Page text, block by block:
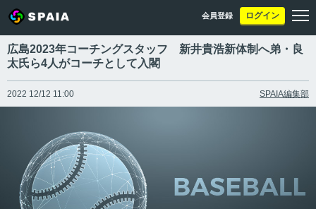
会員登録 ログイン
広島2023年コーチングスタッフ 新井貴浩新体制へ弟・良
太氏ら4人がコーチとして入閣
2022 12/12 11:00 SPAIA編集部